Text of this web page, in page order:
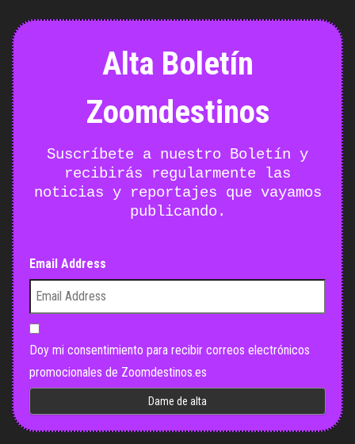
Alta Boletín
Zoomdestinos
Suscríbete a nuestro Boletín y
recibirás regularmente las
noticias y reportajes que vayamos
publicando.
Email Address
Doy mi consentimiento para recibir correos electrónicos
promocionales de Zoomdestinos.es